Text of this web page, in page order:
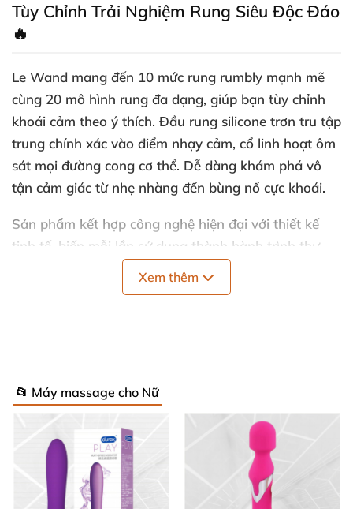
Tùy Chỉnh Trải Nghiệm Rung Siêu Độc Đáo
🔥
Le Wand mang đến 10 mức rung rumbly mạnh mẽ
cùng 20 mô hình rung đa dạng, giúp bạn tùy chỉnh
khoái cảm theo ý thích. Đầu rung silicone trơn tru tập
trung chính xác vào điểm nhạy cảm, cổ linh hoạt ôm
sát mọi đường cong cơ thể. Dễ dàng khám phá vô
tận cảm giác từ nhẹ nhàng đến bùng nổ cực khoái.
Sản phẩm kết hợp công nghệ hiện đại với thiết kế
tinh tế, biến mỗi lần sử dụng thành hành trình thư
mạnh mẽ mà còn êm ái, phù hợp mọi nhu cầu cá
Chất liệu: Đầu silicone y tế an toàn, tay cầm
nhựa ABS cao cấp – mềm mại, bền bỉ chạm da
mịn màng. 💖
Kích thước : Chiều cao 13.38 inch (34 cm), đường
Xem thêm
📂 Máy massage cho Nữ